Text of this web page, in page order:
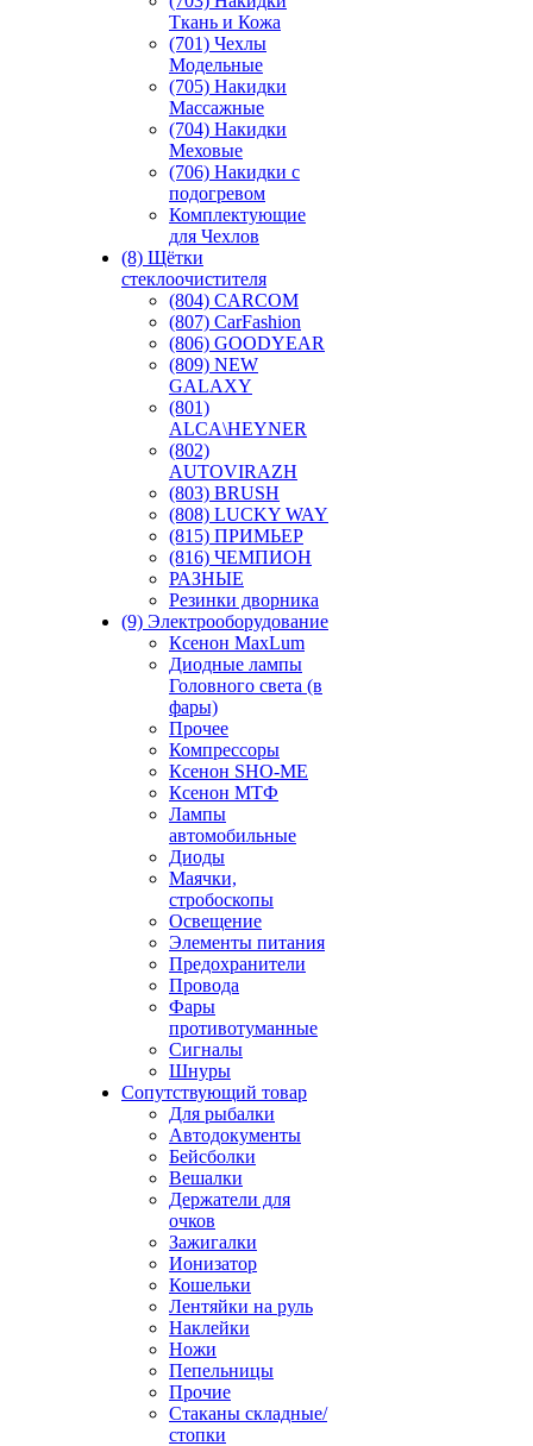
Ткань и Кожа
(701) Чехлы
Модельные
(705) Накидки
Массажные
(704) Накидки
Меховые
(706) Накидки с
подогревом
Комплектующие
для Чехлов
(8) Щётки
стеклоочистителя
(804) CARCOM
(807) CarFashion
(806) GOODYEAR
(809) NEW
GALAXY
(801)
ALCA\HEYNER
(802)
AUTOVIRAZH
(803) BRUSH
(808) LUCKY WAY
(815) ПРИМЬЕР
(816) ЧЕМПИОН
РАЗНЫЕ
Резинки дворника
(9) Электрооборудование
Ксенон MaxLum
Диодные лампы
Головного света (в
фары)
Прочее
Компрессоры
Ксенон SHO-ME
Ксенон МТФ
Лампы
автомобильные
Диоды
Маячки,
стробоскопы
Освещение
Элементы питания
Предохранители
Провода
Фары
противотуманные
Сигналы
Шнуры
Сопутствующий товар
Для рыбалки
Автодокументы
Бейсболки
Вешалки
Держатели для
очков
Зажигалки
Ионизатор
Кошельки
Лентяйки на руль
Наклейки
Ножи
Пепельницы
Прочие
Стаканы складные/
стопки